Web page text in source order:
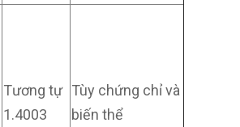
Tương tự
1.4003
Tùy chứng chỉ và
biến thể